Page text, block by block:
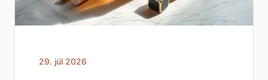
29. júl 2026